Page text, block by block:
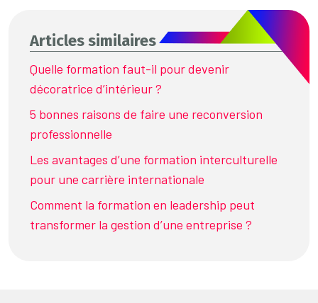
Articles similaires
Quelle formation faut-il pour devenir
décoratrice d’intérieur ?
5 bonnes raisons de faire une reconversion
professionnelle
Les avantages d’une formation interculturelle
pour une carrière internationale
Comment la formation en leadership peut
transformer la gestion d’une entreprise ?